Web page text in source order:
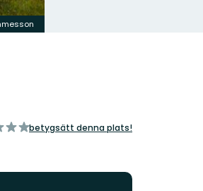
betygsätt denna plats!